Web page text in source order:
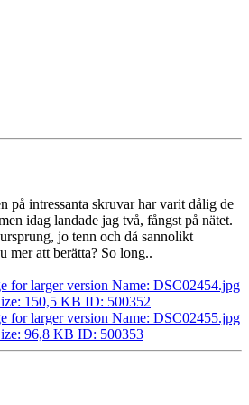
på intressanta skruvar har varit dålig de
idag landade jag två, fångst på nätet.
jo tenn och då sannolikt
mer att berätta? So long..